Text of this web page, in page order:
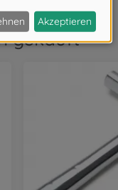
gekauft